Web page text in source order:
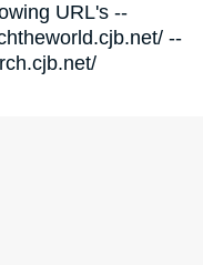
URL's --
--